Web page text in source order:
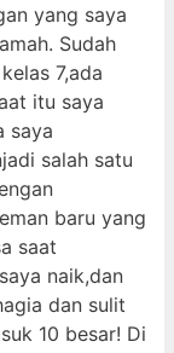
yang saya
Sudah
7,ada
itu saya
saya
salah satu
baru yang
saat
naik,dan
dan sulit
10 besar! Di